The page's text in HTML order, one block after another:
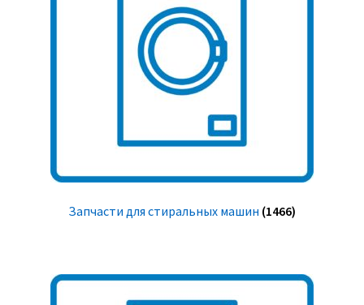
Запчасти для стиральных машин (1466)